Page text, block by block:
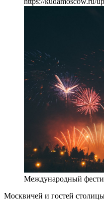
Международный
Москвичей и гостей